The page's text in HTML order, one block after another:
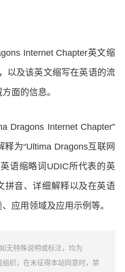
Internet Chapter英文缩
以及该英文缩写在英语的流
面的信息。
Dragons Internet Chapter”
释为“Ultima Dragons互联网
语缩略词UDIC所代表的英
拼音、详细解释以及在英语
应用领域及应用示例等。
无特殊说明或标注，均为
织，在未征得本站同意时，禁